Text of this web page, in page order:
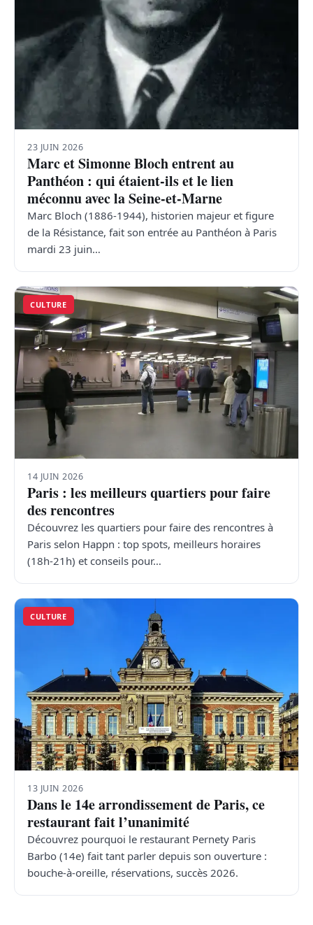
23 JUIN 2026
Marc et Simonne Bloch entrent au
Panthéon : qui étaient-ils et le lien
méconnu avec la Seine-et-Marne
Marc Bloch (1886-1944), historien majeur et figure
de la Résistance, fait son entrée au Panthéon à Paris
mardi 23 juin…
CULTURE
14 JUIN 2026
Paris : les meilleurs quartiers pour faire
des rencontres
Découvrez les quartiers pour faire des rencontres à
Paris selon Happn : top spots, meilleurs horaires
(18h-21h) et conseils pour…
CULTURE
13 JUIN 2026
Dans le 14e arrondissement de Paris, ce
restaurant fait l’unanimité
Découvrez pourquoi le restaurant Pernety Paris
Barbo (14e) fait tant parler depuis son ouverture :
bouche-à-oreille, réservations, succès 2026.